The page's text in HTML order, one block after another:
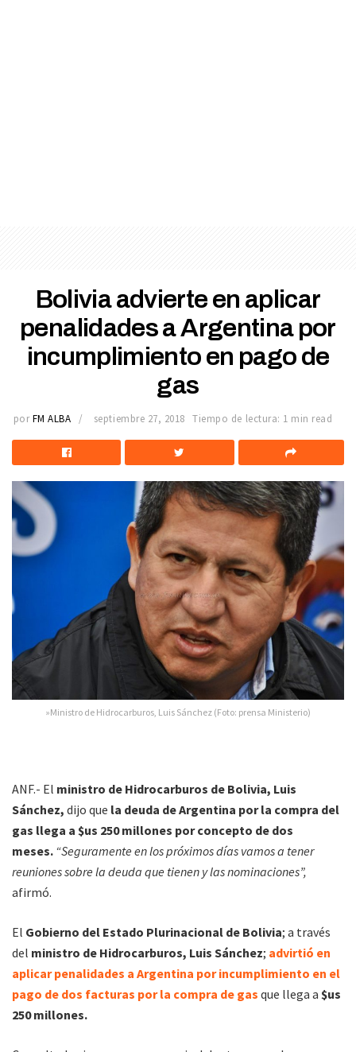
Bolivia advierte en aplicar
penalidades a Argentina por
incumplimiento en pago de
gas
por FM ALBA septiembre 27, 2018 Tiempo de lectura: 1 min read
»Ministro de Hidrocarburos, Luis Sánchez (Foto: prensa Ministerio)
ANF.- El ministro de Hidrocarburos de Bolivia, Luis
Sánchez, dijo que la deuda de Argentina por la compra del
gas llega a $us 250 millones por concepto de dos
meses. “Seguramente en los próximos días vamos a tener
reuniones sobre la deuda que tienen y las nominaciones”,
afirmó.
El Gobierno del Estado Plurinacional de Bolivia; a través
del ministro de Hidrocarburos, Luis Sánchez; advirtió en
aplicar penalidades a Argentina por incumplimiento en el
pago de dos facturas por la compra de gas que llega a $us
250 millones.